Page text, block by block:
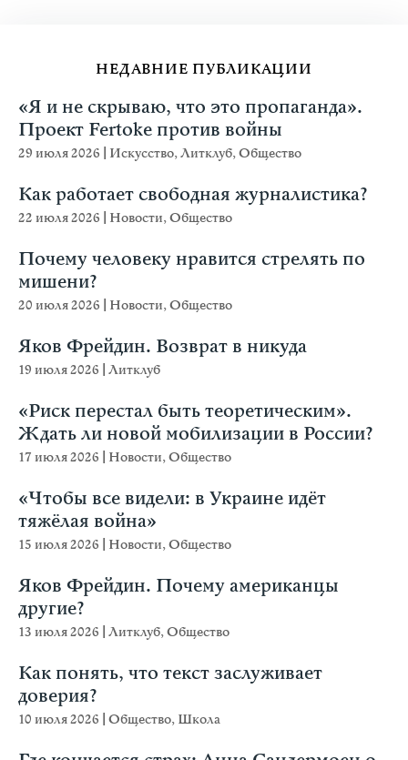
НЕДАВНИЕ ПУБЛИКАЦИИ
«Я и не скрываю, что это пропаганда».
Проект Fertoke против войны
29 июля 2026 Искусство,Литклуб,Общество
Как работает свободная журналистика?
22 июля 2026 Новости,Общество
Почему человеку нравится стрелять по
мишени?
20 июля 2026 Новости,Общество
Яков Фрейдин. Возврат в никуда
19 июля 2026 Литклуб
«Риск перестал быть теоретическим».
Ждать ли новой мобилизации в России?
17 июля 2026 Новости,Общество
«Чтобы все видели: в Украине идёт
тяжёлая война»
15 июля 2026 Новости,Общество
Яков Фрейдин. Почему американцы
другие?
13 июля 2026 Литклуб,Общество
Как понять, что текст заслуживает
доверия?
10 июля 2026 Общество, Школа